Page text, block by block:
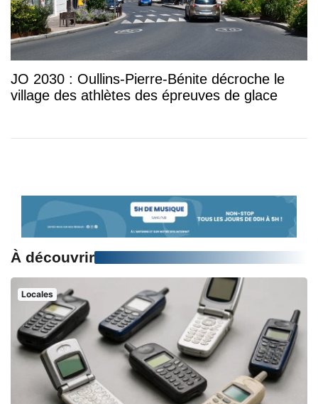
JO 2030 : Oullins-Pierre-Bénite décroche le
village des athlètes des épreuves de glace
À découvrir
Locales